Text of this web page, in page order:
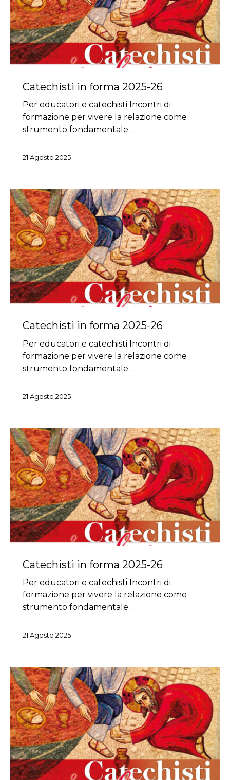
Catechisti in forma 2025-26
Per educatori e catechisti Incontri di
formazione per vivere la relazione come
strumento fondamentale…
21 Agosto 2025
Catechisti in forma 2025-26
Per educatori e catechisti Incontri di
formazione per vivere la relazione come
strumento fondamentale…
21 Agosto 2025
Catechisti in forma 2025-26
Per educatori e catechisti Incontri di
formazione per vivere la relazione come
strumento fondamentale…
21 Agosto 2025